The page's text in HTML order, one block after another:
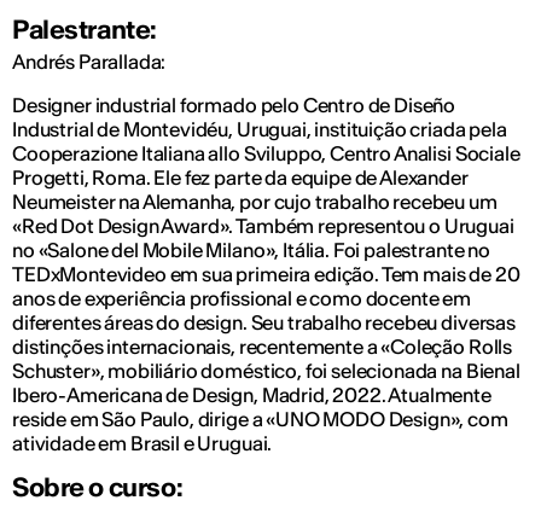
Palestrante:
Andrés Parallada:
Designer industrial formado pelo Centro de Diseño
Industrial de Montevidéu, Uruguai, instituição criada pela
Cooperazione Italiana allo Sviluppo, Centro Analisi Sociale
Progetti, Roma. Ele fez parte da equipe de Alexander
Neumeister na Alemanha, por cujo trabalho recebeu um
«Red Dot Design Award». Também representou o Uruguai
no «Salone del Mobile Milano», Itália. Foi palestrante no
TEDxMontevideo em sua primeira edição. Tem mais de 20
anos de experiência profissional e como docente em
diferentes áreas do design. Seu trabalho recebeu diversas
distinções internacionais, recentemente a «Coleção Rolls
Schuster», mobiliário doméstico, foi selecionada na Bienal
Ibero-Americana de Design, Madrid, 2022. Atualmente
reside em São Paulo, dirige a «UNO MODO Design», com
atividade em Brasil e Uruguai.
Sobre o curso: